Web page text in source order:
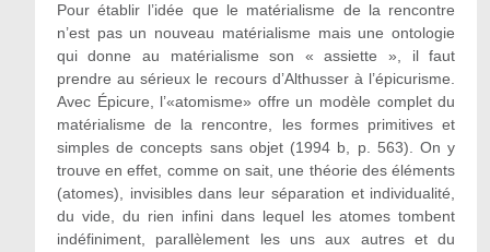
Pour établir l’idée que le matérialisme de la rencontre
n’est pas un nouveau matérialisme mais une ontologie
qui donne au matérialisme son « assiette », il faut
prendre au sérieux le recours d’Althusser à l’épicurisme.
Avec Épicure, l’«atomisme» offre un modèle complet du
matérialisme de la rencontre, les formes primitives et
simples de concepts sans objet (1994 b, p. 563). On y
trouve en effet, comme on sait, une théorie des éléments
(atomes), invisibles dans leur séparation et individualité,
du vide, du rien infini dans lequel les atomes tombent
indéfiniment, parallèlement les uns aux autres et du